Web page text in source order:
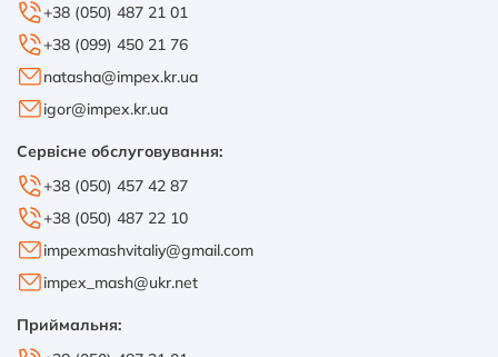
+38 (050) 487 21 01
+38 (099) 450 21 76
natasha@impex.kr.ua
igor@impex.kr.ua
Сервісне обслуговування:
+38 (050) 457 42 87
+38 (050) 487 22 10
impexmashvitaliy@gmail.com
impex_mash@ukr.net
Приймальня: